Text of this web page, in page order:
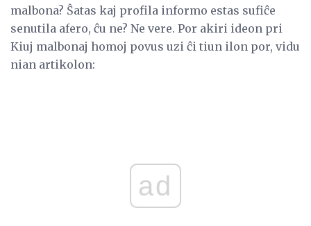
malbona? Ŝatas kaj profila informo estas sufiĉe
senutila afero, ĉu ne? Ne vere. Por akiri ideon pri
Kiuj malbonaj homoj povus uzi ĉi tiun ilon por, vidu
nian artikolon:
ad